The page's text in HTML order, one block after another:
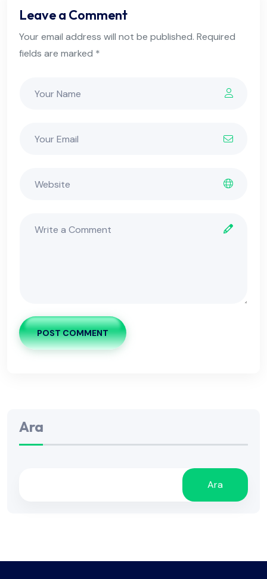
Leave a Comment
Your email address will not be published. Required
fields are marked *
POST COMMENT
Ara
Ara